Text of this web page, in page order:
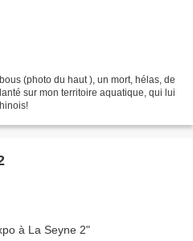
(photo du haut ), un mort, hélas, de
sur mon territoire aquatique, qui lui